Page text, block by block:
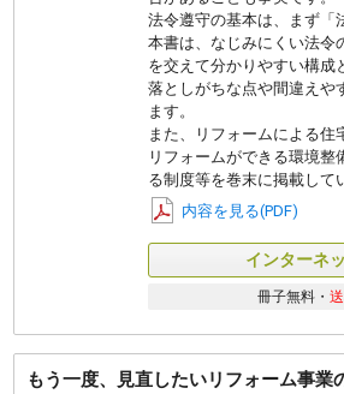
法令遵守の基本は、まず「
本書は、なじみにくい法令
を交えて分かりやすい構成
落としがちな点や間違えや
ます。
また、リフォームによる住
リフォームができる環境整
る制度等を巻末に掲載して
内容を見る(PDF)
インターネ
冊子無料・
もう一度、見直したいリフォーム事業